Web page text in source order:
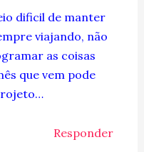
dificil de manter
viajando, não
as coisas
que vem pode
Responder